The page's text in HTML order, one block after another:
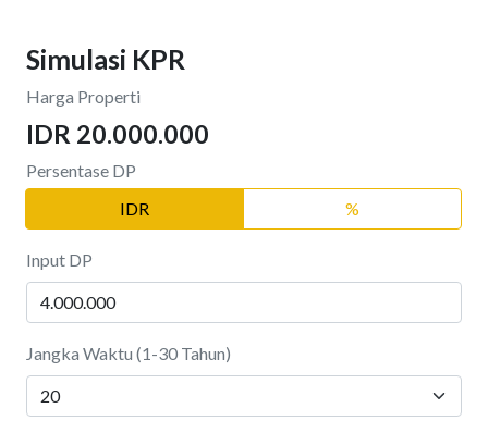
Simulasi KPR
Harga Properti
IDR 20.000.000
Persentase DP
IDR
%
Input DP
Jangka Waktu (1-30 Tahun)